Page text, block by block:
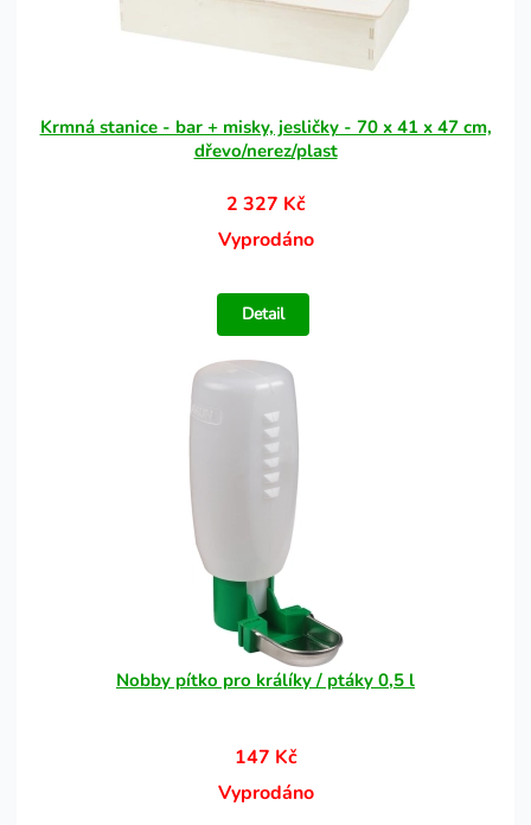
Krmná stanice - bar + misky, jesličky - 70 x 41 x 47 cm,
dřevo/nerez/plast
2 327 Kč
Vyprodáno
Detail
Nobby pítko pro králíky / ptáky 0,5 l
147 Kč
Vyprodáno